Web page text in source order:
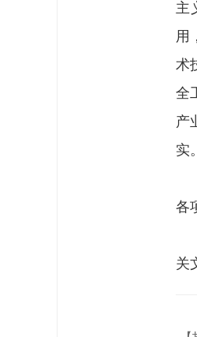
主
用
术
全
产
实。
各
关